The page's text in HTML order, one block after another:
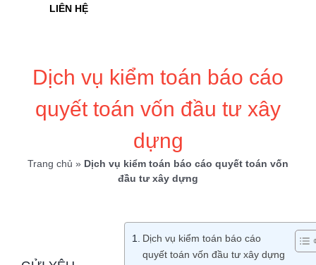
LIÊN HỆ
Dịch vụ kiểm toán báo cáo
quyết toán vốn đầu tư xây
dựng
Trang chủ » Dịch vụ kiểm toán báo cáo quyết toán vốn
đầu tư xây dựng
Dịch vụ kiểm toán báo cáo
quyết toán vốn đầu tư xây dựng